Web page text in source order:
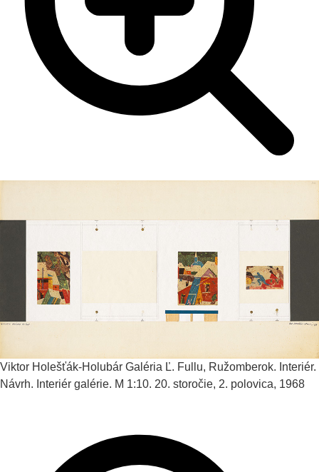
Viktor Holešťák-Holubár Galéria Ľ. Fullu, Ružomberok. Interiér.
Návrh. Interiér galérie. M 1:10. 20. storočie, 2. polovica, 1968